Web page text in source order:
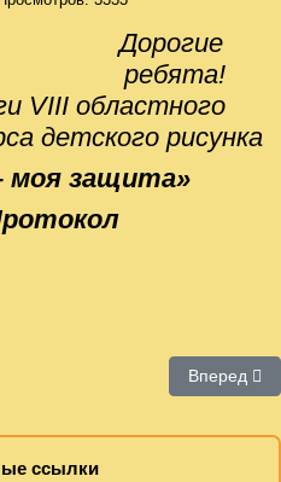
Дорогие
ребята!
VIII областного
детского рисунка
моя защита»
Вперед
ссылки